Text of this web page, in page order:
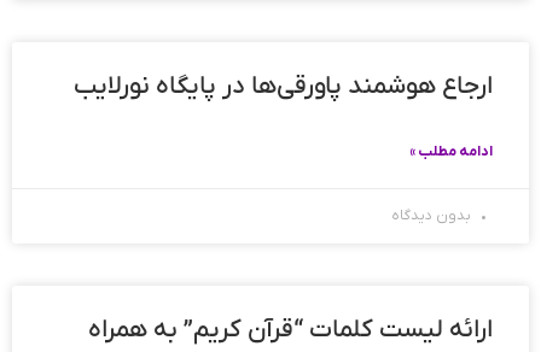
ارجاع هوشمند پاورقی‌ها در پایگاه نورلایب
ادامه مطلب »
بدون دیدگاه
ارائه لیست کلمات “قرآن کریم” به همراه